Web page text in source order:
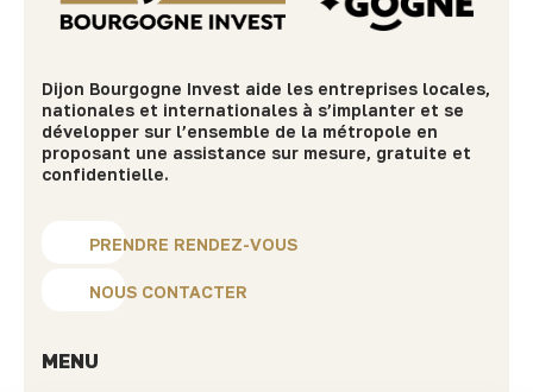
Dijon Bourgogne Invest aide les entreprises locales,
nationales et internationales à s’implanter et se
développer sur l’ensemble de la métropole en
proposant une assistance sur mesure, gratuite et
confidentielle.
PRENDRE RENDEZ-VOUS
NOUS CONTACTER
MENU